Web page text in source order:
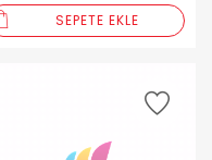
SEPETE EKLE